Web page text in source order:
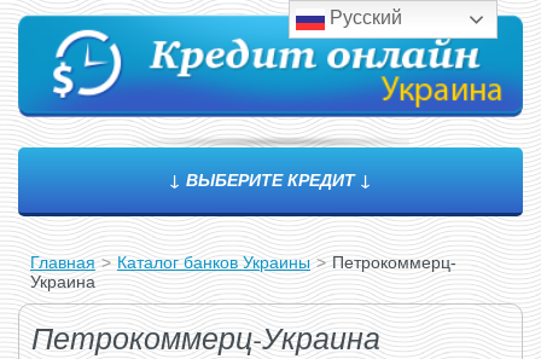
↓ ВЫБЕРИТЕ КРЕДИТ ↓
Главная > Каталог банков Украины > Петрокоммерц-
Украина
Петрокоммерц-Украина
Русский